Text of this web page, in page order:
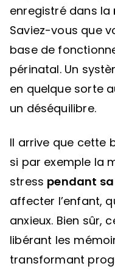
enregistré dans la
Saviez-vous que
base de
périnatal. Un
en quelque sorte
un déséquilibre.
Il arrive que cette
si par exemple la
stress pendant
affecter l’enfant,
anxieux. Bien sûr,
libérant les
transformant